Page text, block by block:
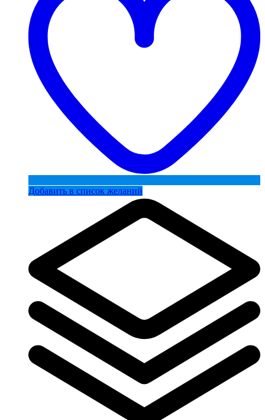
Добавить в список желаний